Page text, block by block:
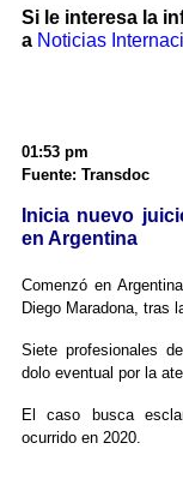
Si le interesa la
a Noticias
01:53 pm
Fuente: Transdoc
Inicia nuevo
en Argentina
Comenzó en
Diego Maradona, tras
Siete profesionales
dolo eventual por la
El caso busca
ocurrido en 2020.